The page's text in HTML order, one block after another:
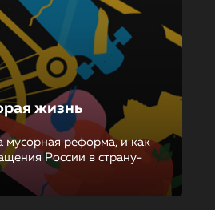
жизнь
мусорная реформа, и как
России в страну-